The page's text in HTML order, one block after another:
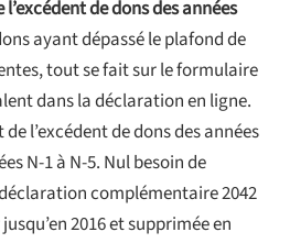
de dons des années
ayant dépassé le plafond de
tout se fait sur le formulaire
dans la déclaration en ligne.
l’excédent de dons des années
N-1 à N-5. Nul besoin de
complémentaire 2042
2016 et supprimée en